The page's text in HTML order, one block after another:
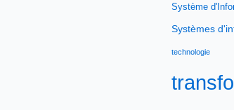
Système
Systèmes
technologie